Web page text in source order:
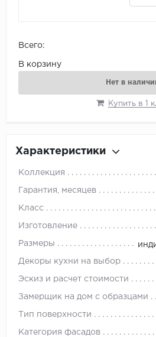
Всего:
В корзину
Нет в
Купить в 1
Характеристики
Коллекция
Гарантия, месяцев
Класс
Изготовление
Размеры
Декоры кухни на выбор
Эскиз и расчет стоимости
Замерщик на дом с образцами
Тип поверхности
Категория фасадов